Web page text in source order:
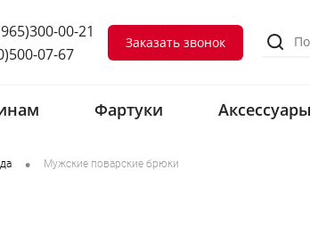
00-21
07-67
Заказать звонок
Фартуки Аксессуары
• Мужские поварские брюки